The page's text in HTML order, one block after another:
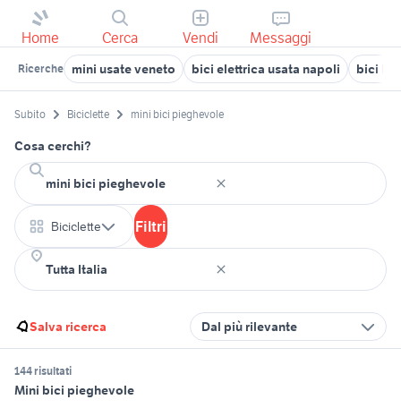
Home Cerca Vendi Messaggi
Ricerche mini usate veneto bici elettrica usata napoli bici
Subito Biciclette mini bici pieghevole
Cosa cerchi?
Biciclette Filtri
Salva ricerca Dal più rilevante
144 risultati
Mini bici pieghevole